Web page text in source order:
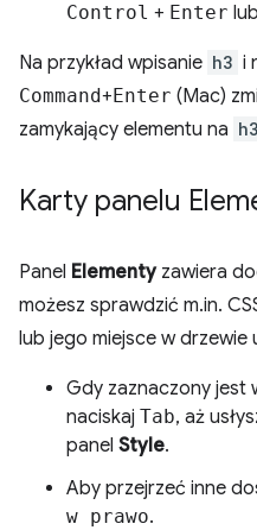
Control + Enter lub
Na przykład wpisanie h3 i
Command+Enter (Mac)
zamykający elementu na h3
Karty panelu
Panel Elementyzawiera
możesz sprawdzić m.in.
lub jego miejsce w drzewie
Gdy zaznaczony jest
naciskaj Tab, aż
panel Style.
Aby przejrzeć inne
w prawo.